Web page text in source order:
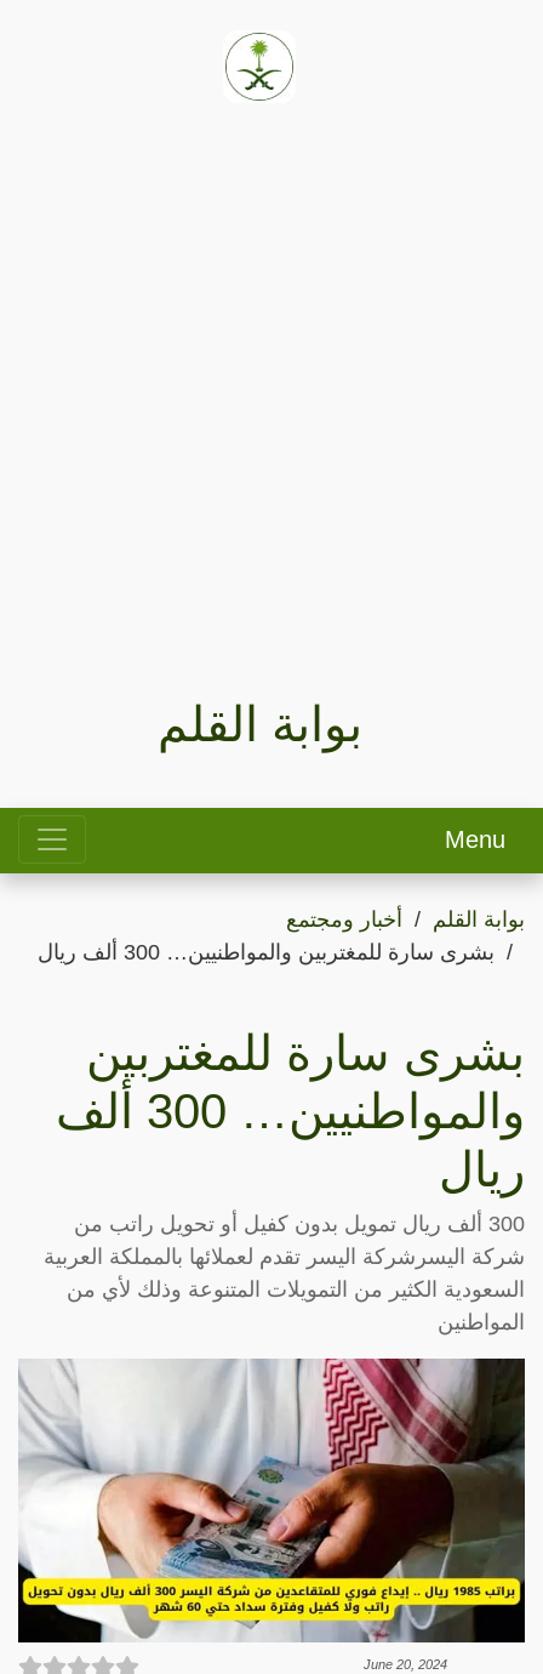
بوابة القلم
Menu
بوابة القلم
أخبار ومجتمع
بشرى سارة للمغتربين والمواطنيين… 300 ألف ريال
بشرى سارة للمغتربين
والمواطنيين… 300 ألف
ريال
300 ألف ريال تمويل بدون كفيل أو تحويل راتب من
شركة اليسرشركة اليسر تقدم لعملائها بالمملكة العربية
السعودية الكثير من التمويلات المتنوعة وذلك لأي من
المواطنين
June 20, 2024